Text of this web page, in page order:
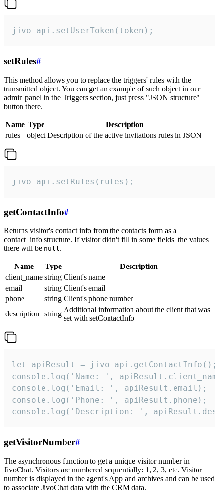
jivo_api.setUserToken(token);
setRules#
This method allows you to replace the triggers' rules with the
transmitted object. You can get an example of such object in our
admin panel in the Triggers section, just press "JSON structure"
button there.
Name Type
Description
rules
object Description of the active invitations rules in JSON
jivo_api.setRules(rules);
getContactInfo#
Returns visitor's contact info from the contacts form as a
contact_info structure. If visitor didn't fill in some fields, the values
there will be null.
Name Type
Description
client_name string Client's name
email
string Client's email
phone
string Client's phone number
description
string
Additional information about the client that was
set with setContactInfo
let apiResult = jivo_api.getContactInfo();
console.log('Name: ',
console.log('Email: ', apiResult.email);
console.log('Phone: ', apiResult.phone);
console.log('Description: ',
getVisitorNumber#
The asynchronous function to get a unique visitor number in
JivoChat. Visitors are numbered sequentially: 1, 2, 3, etc. Visitor
number is displayed in the agent's App and archives and can be used
to associate JivoChat data with the CRM data.